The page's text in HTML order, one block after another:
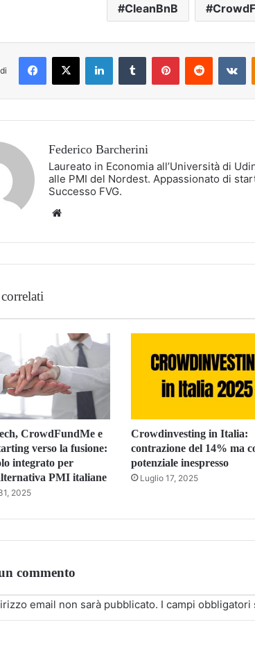
CleanBnB
Facebook
X LinkedInTumblrPinterestReddit
Federico Barcherini
Laureato in Economia all’Università di
alle PMI del Nordest. Appassionato di
Successo FVG.
CrowdFundMe e
verso la fusione:
integrato per
PMI italiane
2025
Crowdinvesting in Italia:
contrazione del 14% ma
potenziale inespresso
Luglio 17, 2025
commento
email non sarà pubblicato. I campi